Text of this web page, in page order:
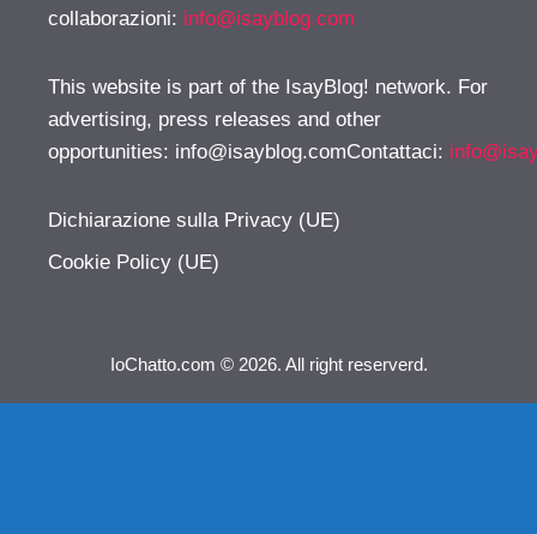
collaborazioni: info@isayblog.com
This website is part of the IsayBlog! network. For
advertising, press releases and other
opportunities: info@isayblog.comContattaci:
Dichiarazione sulla Privacy (UE)
Cookie Policy (UE)
IoChatto.com © 2026. All right reserverd.